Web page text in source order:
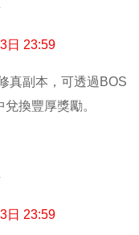
日 23:59
真副本，可透過BOS
換豐厚獎勵。
日 23:59